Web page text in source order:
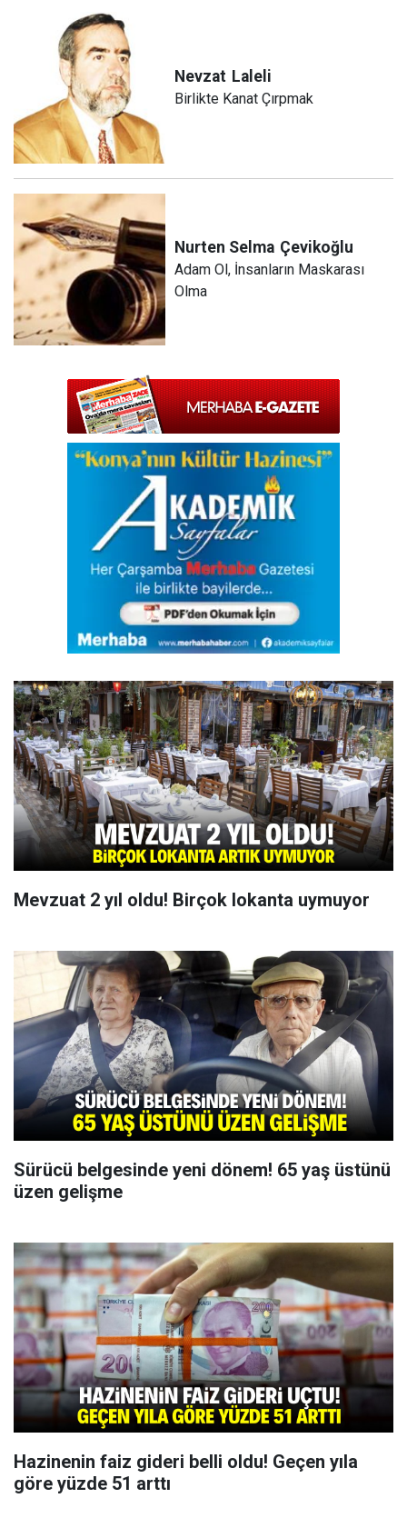
Nevzat Laleli
Birlikte Kanat Çırpmak
Nurten Selma Çevikoğlu
Adam Ol, İnsanların Maskarası
Olma
Mevzuat 2 yıl oldu! Birçok lokanta uymuyor
Sürücü belgesinde yeni dönem! 65 yaş üstünü
üzen gelişme
Hazinenin faiz gideri belli oldu! Geçen yıla
göre yüzde 51 arttı